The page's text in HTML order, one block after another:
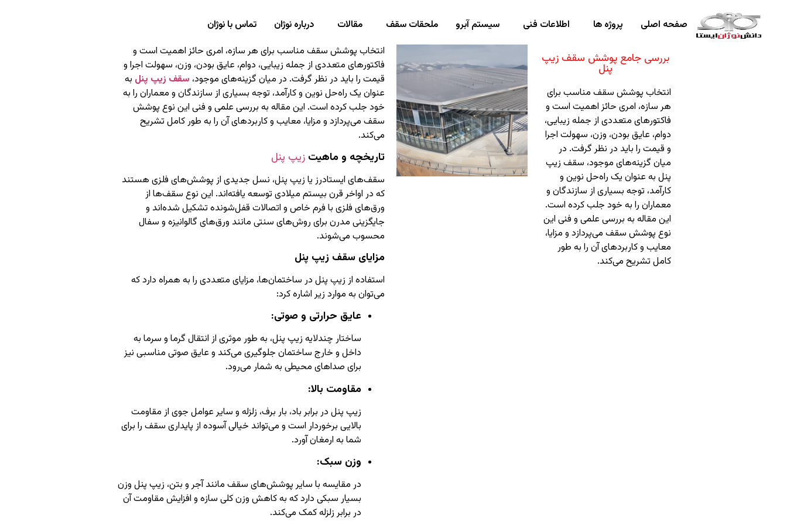
صفحه اصلی پروژه ها اطلاعات فنی سیستم آبرو ملحقات سقف مقالات درباره نوژان تماس با نوژان
بررسی جامع پوشش سقف زیپ
پنل
انتخاب پوشش سقف مناسب برای
هر سازه، امری حائز اهمیت است و
فاکتورهای متعددی از جمله زیبایی،
دوام، عایق بودن، وزن، سهولت اجرا
و قیمت را باید در نظر گرفت. در
میان گزینه‌های موجود، سقف زیپ
پنل به عنوان یک راه‌حل نوین و
کارآمد، توجه بسیاری از سازندگان و
معماران را به خود جلب کرده است.
این مقاله به بررسی علمی و فنی این
نوع پوشش سقف می‌پردازد و مزایا،
معایب و کاربردهای آن را به طور
کامل تشریح می‌کند.
انتخاب پوشش سقف مناسب برای هر سازه، امری حائز اهمیت است و
فاکتورهای متعددی از جمله زیبایی، دوام، عایق بودن، وزن، سهولت اجرا و
قیمت را باید در نظر گرفت. در میان گزینه‌های موجود، سقف زیپ پنل به
عنوان یک راه‌حل نوین و کارآمد، توجه بسیاری از سازندگان و معماران را به
خود جلب کرده است. این مقاله به بررسی علمی و فنی این نوع پوشش
سقف می‌پردازد و مزایا، معایب و کاربردهای آن را به طور کامل تشریح
می‌کند.
تاریخچه و ماهیتزیپ پنل
سقف‌های ایستادرز یا زیپ پنل، نسل جدیدی از پوشش‌های فلزی هستند
که در اواخر قرن بیستم میلادی توسعه یافته‌اند. این نوع سقف‌ها از
ورق‌های فلزی با فرم خاص و اتصالات قفل‌شونده تشکیل شده‌اند و
جایگزینی مدرن برای روش‌های سنتی مانند ورق‌های گالوانیزه و سفال
محسوب می‌شوند.
مزایای سقف زیپ پنل
استفاده از زیپ پنل در ساختمان‌ها، مزایای متعددی را به همراه دارد که
می‌توان به موارد زیر اشاره کرد:
عایق حرارتی و صوتی:
ساختار چندلایه زیپ پنل، به طور موثری از انتقال گرما و سرما به
داخل و خارج ساختمان جلوگیری می‌کند و عایق صوتی مناسبی نیز
برای صداهای محیطی به شمار می‌رود.
مقاومت بالا:
زیپ پنل در برابر باد، بار برف، زلزله و سایر عوامل جوی از مقاومت
بالایی برخوردار است و می‌تواند خیالی آسوده از پایداری سقف را برای
شما به ارمغان آورد.
وزن سبک:
در مقایسه با سایر پوشش‌های سقف مانند آجر و بتن، زیپ پنل وزن
بسیار سبکی دارد که به کاهش وزن کلی سازه و افزایش مقاومت آن
در برابر زلزله کمک می‌کند.